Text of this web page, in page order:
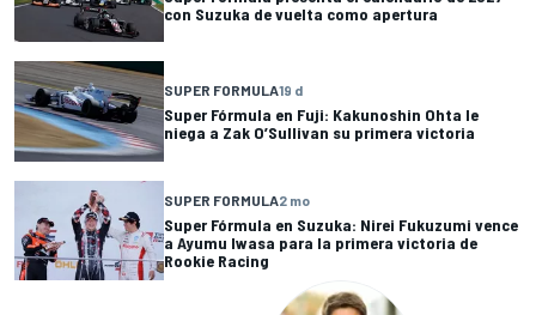
con Suzuka de vuelta como apertura
SUPER FORMULA19 d
Super Fórmula en Fuji: Kakunoshin Ohta le
niega a Zak O’Sullivan su primera victoria
SUPER FORMULA2 mo
Super Fórmula en Suzuka: Nirei Fukuzumi vence
a Ayumu Iwasa para la primera victoria de
Rookie Racing